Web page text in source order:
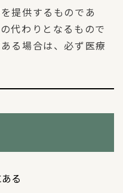
提供するものであ
代わりとなるもので
る場合は、必ず医療
る